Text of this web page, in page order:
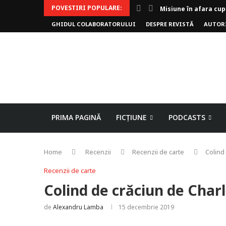
POVESTIRI POPULARE:
Invoker (video)
Alergarea de seară
Biblioteca lui Pavel
Rejuvenare
Falia
Arhivele Dincolo-
Axa lui Heron
Jumătatea goală
GHIDUL COLABORATORULUI DESPRE REVISTĂ
PRIMA PAGINĂ FICȚIUNE PODCASTS
Home Recenzii Recenzii de carte
Recenzii de carte
Colind de crăciun de
de Alexandru Lamba 15 decembrie 2019